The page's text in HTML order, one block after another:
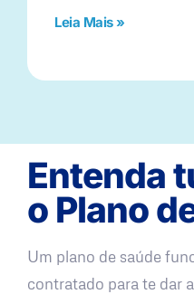
Leia Mais »
Entenda
o Plano
Um plano de saúde
contratado para te dar